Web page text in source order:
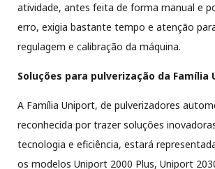
atividade, antes feita de forma manual e
erro, exigia bastante tempo e atenção
regulagem e calibração da máquina.
Soluções para pulverização da Família
A Família Uniport, de pulverizadores
reconhecida por trazer soluções
tecnologia e eficiência, estará
os modelos Uniport 2000 Plus, Uniport